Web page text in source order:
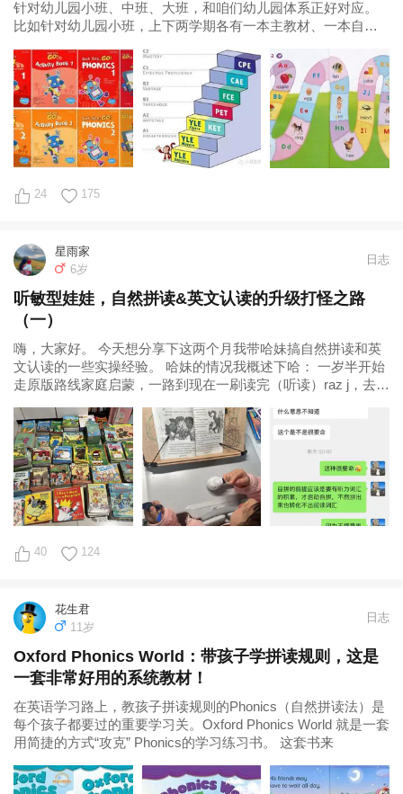
针对幼儿园小班、中班、大班，和咱们幼儿园体系正好对应。
比如针对幼儿园小班，上下两学期各有一本主教材、一本自然
24 175
星雨家
6岁
日志
听敏型娃娃，自然拼读&英文认读的升级打怪之路
（一）
嗨，大家好。 今天想分享下这两个月我带哈妹搞自然拼读和英
文认读的一些实操经验。 哈妹的情况我概述下哈： 一岁半开始
走原版路线家庭启蒙，一路到现在一刷读完（听读）raz j，去年
40 124
花生君
11岁
日志
Oxford Phonics World：带孩子学拼读规则，这是
一套非常好用的系统教材！
在英语学习路上，教孩子拼读规则的Phonics（自然拼读法）是
每个孩子都要过的重要学习关。Oxford Phonics World 就是一套
用简捷的方式“攻克” Phonics的学习练习书。 这套书来